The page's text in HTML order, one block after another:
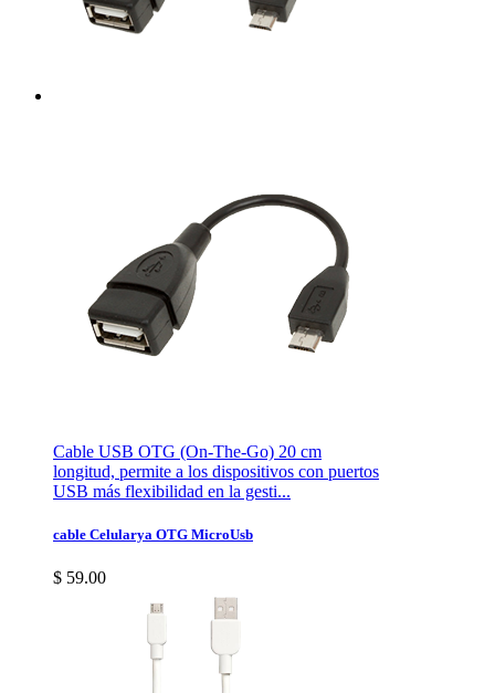
Cable USB OTG (On-The-Go) 20 cm
longitud, permite a los dispositivos con puertos
USB más flexibilidad en la gesti...
cable Celularya OTG MicroUsb
$ 59.00